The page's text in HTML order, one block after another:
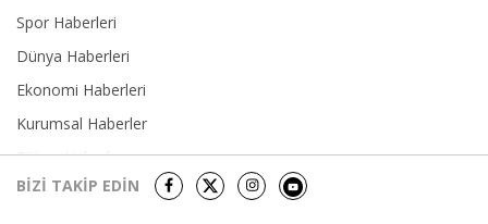
Spor Haberleri
Dünya Haberleri
Ekonomi Haberleri
Kurumsal Haberler
Eğitim Haberleri
Yerel Haberler
BİZİ TAKİP EDİN